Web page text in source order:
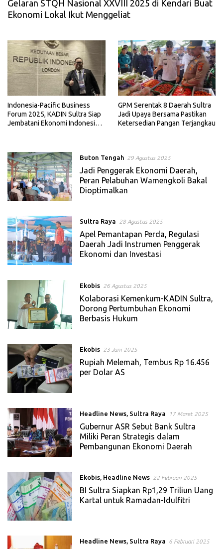
Gelaran STQH Nasional XXVIII 2025 di Kendari Buat
Ekonomi Lokal Ikut Menggeliat
Indonesia-Pacific Business
Forum 2025, KADIN Sultra Siap
Jembatani Ekonomi Indonesia
GPM Serentak 8 Daerah Sultra
Jadi Upaya Bersama Pastikan
Ketersedian Pangan Terjangkau
Buton Tengah 29 Agustus 2025
Jadi Penggerak Ekonomi Daerah,
Peran Pelabuhan Wamengkoli Bakal
Dioptimalkan
Sultra Raya 28 Agustus 2025
Apel Pemantapan Perda, Regulasi
Daerah Jadi Instrumen Penggerak
Ekonomi dan Investasi
Ekobis 26 Agustus 2025
Kolaborasi Kemenkum-KADIN Sultra,
Dorong Pertumbuhan Ekonomi
Berbasis Hukum
Ekobis 23 Juni 2025
Rupiah Melemah, Tembus Rp 16.456
per Dolar AS
Headline News, Sultra Raya 17 Maret 2025
Gubernur ASR Sebut Bank Sultra
Miliki Peran Strategis dalam
Pembangunan Ekonomi Daerah
Ekobis, Headline News 22 Februari 2025
BI Sultra Siapkan Rp1,29 Triliun Uang
Kartal untuk Ramadan-Idulfitri
Headline News, Sultra Raya 6 Februari 2025